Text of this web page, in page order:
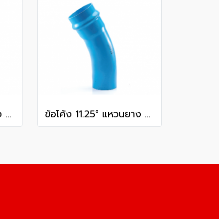
ข้อโค้ง 11.25° แหวนยาง ES1 SCG ขนาด 400 มม. (16 นิ้ว ) ชั้น 13.5 ข้อโค้ง 11.25° แหวนยาง ES1 SCG ขนาด 250 มม. (10 นิ้ว ) ชั้น 13.5